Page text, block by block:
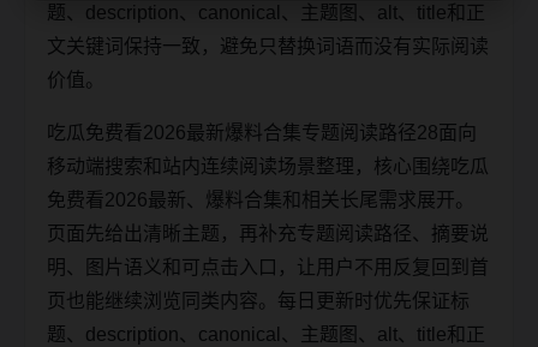
题、description、canonical、主题图、alt、title和正
文关键词保持一致，避免只替换词语而没有实际阅读
价值。
吃瓜免费看2026最新爆料合集专题阅读路径28面向
移动端搜索和站内连续阅读场景整理，核心围绕吃瓜
免费看2026最新、爆料合集和相关长尾需求展开。
页面先给出清晰主题，再补充专题阅读路径、摘要说
明、图片语义和可点击入口，让用户不用反复回到首
页也能继续浏览同类内容。每日更新时优先保证标
题、description、canonical、主题图、alt、title和正